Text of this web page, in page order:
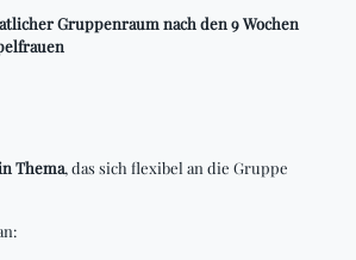
Gruppenraum nach den 9 Wochen
Thema, das sich flexibel an die Gruppe